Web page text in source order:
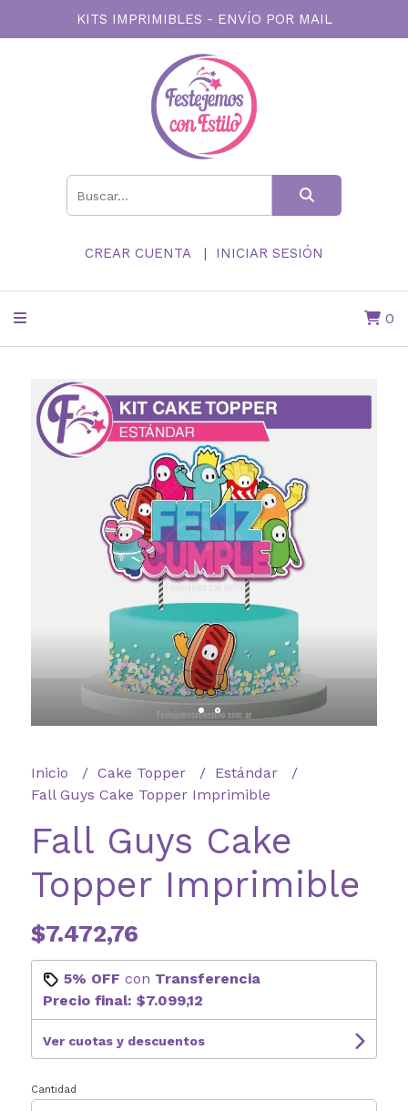
KITS IMPRIMIBLES - ENVÍO POR MAIL
CREAR CUENTA INICIAR SESIÓN
0
Inicio Cake Topper
Estándar
Fall Guys Cake Topper Imprimible
Fall Guys Cake
Topper Imprimible
$7.472,76
5% OFF con Transferencia
Precio final: $7.099,12
Ver cuotas y descuentos
Cantidad